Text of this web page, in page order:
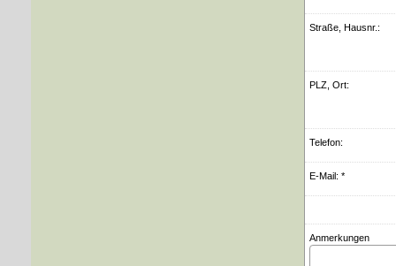
Straße, Hausnr.:
PLZ, Ort:
Telefon:
E-Mail: *
Anmerkungen